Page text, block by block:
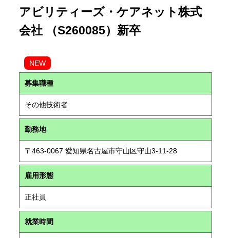
アビリティーズ・ケアネット株式
会社 （S260085）新卒
NEW
募集職種
その他技術者
勤務地
〒463-0067 愛知県名古屋市守山区守山3-11-28
雇用形態
正社員
就業時間